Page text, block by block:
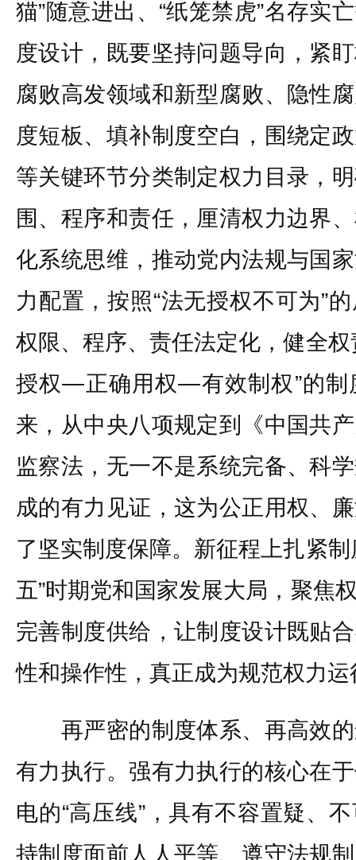
猫”随意进出、“纸笼禁虎”名存实
度设计，既要坚持问题导向，紧
腐败高发领域和新型腐败、隐性
度短板、填补制度空白，围绕定
等关键环节分类制定权力目录，
围、程序和责任，厘清权力边界
化系统思维，推动党内法规与国
力配置，按照“法无授权不可为”
权限、程序、责任法定化，健全
授权—正确用权—有效制权”的制
来，从中央八项规定到《中国共
监察法，无一不是系统完备、科
成的有力见证，这为公正用权、
了坚实制度保障。新征程上扎紧
五”时期党和国家发展大局，聚焦
完善制度供给，让制度设计既贴
性和操作性，真正成为规范权力
再严密的制度体系、再高效的
有力执行。强有力执行的核心在
电的“高压线”，具有不容置疑、
持制度面前人人平等、遵守法规